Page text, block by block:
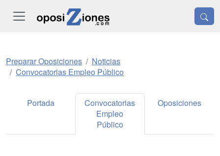
Preparar Oposiciones
Noticias
Convocatorias Empleo Público
Portada
Convocatorias
Empleo
Público
Oposiciones